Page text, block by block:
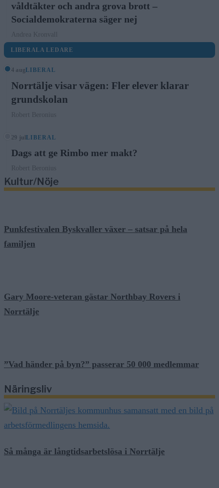
våldtäkter och andra grova brott –
Socialdemokraterna säger nej
Andrea Kronvall
LIBERALA LEDARE
4 aug LIBERAL
Norrtälje visar vägen: Fler elever klarar
grundskolan
Robert Beronius
29 julLIBERAL
Dags att ge Rimbo mer makt?
Robert Beronius
Kultur/Nöje
Punkfestivalen Byskvaller växer – satsar på hela
familjen
Gary Moore-veteran gästar Northbay Rovers i
Norrtälje
”Vad händer på byn?” passerar 50 000 medlemmar
Näringsliv
Så många är långtidsarbetslösa i Norrtälje